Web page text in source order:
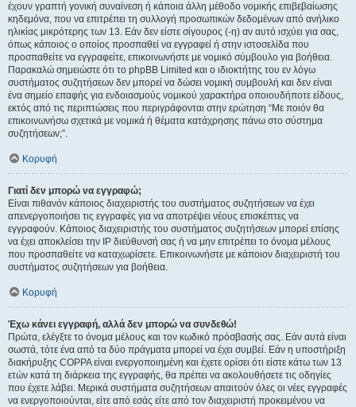
έχουν γραπτή γονική συναίνεση ή κάποια άλλη μέθοδο νομικής επιβεβαίωσης
κηδεμόνα, που να επιτρέπει τη συλλογή προσωπικών δεδομένων από ανήλικο
ηλικίας μικρότερης των 13. Εάν δεν είστε σίγουρος (-η) αν αυτό ισχύει για σας,
όπως κάποιος ο οποίος προσπαθεί να εγγραφεί ή στην ιστοσελίδα που
προσπαθείτε να εγγραφείτε, επικοινωνήστε με νομικό σύμβουλο για βοήθεια.
Παρακαλώ σημειώστε ότι το phpBB Limited και ο ιδιοκτήτης του εν λόγω
συστήματος συζητήσεων δεν μπορεί να δώσει νομική συμβουλή και δεν είναι
ένα σημείο επαφής για ενδοιασμούς νομικού χαρακτήρα οποιουδήποτε είδους,
εκτός από τις περιπτώσεις που περιγράφονται στην ερώτηση “Με ποιόν θα
επικοινωνήσω σχετικά με νομικά ή θέματα κατάχρησης πάνω στο σύστημα
συζητήσεων;”.
Κορυφή
Γιατί δεν μπορώ να εγγραφώ;
Είναι πιθανόν κάποιος διαχειριστής του συστήματος συζητήσεων να έχει
απενεργοποιήσει τις εγγραφές για να αποτρέψει νέους επισκέπτες να
εγγραφούν. Κάποιος διαχειριστής του συστήματος συζητήσεων μπορεί επίσης
να έχει αποκλείσει την IP διεύθυνσή σας ή να μην επιτρέπει το όνομα μέλους
που προσπαθείτε να καταχωρίσετε. Επικοινωνήστε με κάποιον διαχειριστή του
συστήματος συζητήσεων για βοήθεια.
Κορυφή
Έχω κάνει εγγραφή, αλλά δεν μπορώ να συνδεθώ!
Πρώτα, ελέγξτε το όνομα μέλους και τον κωδικό πρόσβασής σας. Εάν αυτά είναι
σωστά, τότε ένα από τα δύο πράγματα μπορεί να έχει συμβεί. Εάν η υποστήριξη
διακήρυξης COPPA είναι ενεργοποιημένη και έχετε ορίσει ότι είστε κάτω των 13
ετών κατά τη διάρκεια της εγγραφής, θα πρέπει να ακολουθήσετε τις οδηγίες
που έχετε λάβει. Μερικά συστήματα συζητήσεων απαιτούν όλες οι νέες εγγραφές
να ενεργοποιούνται, είτε από εσάς είτε από τον διαχειριστή προκειμένου να